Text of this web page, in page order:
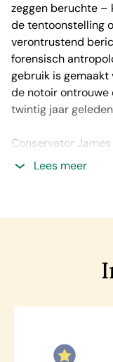
zeggen beruchte –
de tentoonstelling
verontrustend
forensisch
gebruik is gemaakt
de notoir ontrouwe
twintig jaar
Conservator
om de waarheid
Lees meer